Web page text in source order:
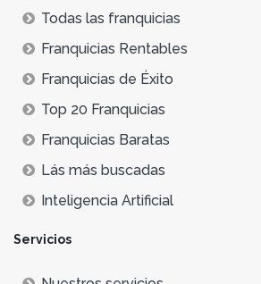
Todas las franquicias
Franquicias Rentables
Franquicias de Éxito
Top 20 Franquicias
Franquicias Baratas
Lás más buscadas
Inteligencia Artificial
Servicios